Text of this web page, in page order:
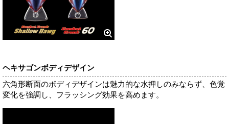
ヘキサゴンボディデザイン
六角形断面のボディデザインは魅力的な水押しのみならず、色覚
変化を強調し、フラッシング効果を高めます。